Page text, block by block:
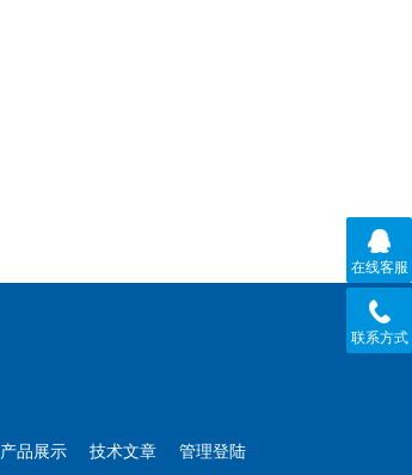
产品展示 技术文章 管理登陆
在线客服
联系方式